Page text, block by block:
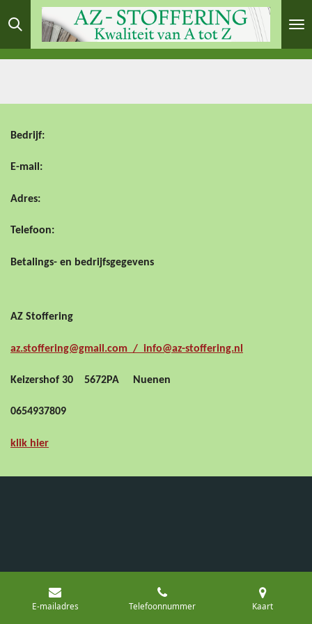
Ga
direct
Bedrijf:
E-mail:
Adres:
Telefoon:
Betalings- en bedrijfsgegevens
AZ Stoffering
az.stoffering@gmail.com / info@az-stoffering.nl
Keizershof 30 5672PA Nuenen
0654937809
klik hier
E-mailadres Telefoonnummer Kaart